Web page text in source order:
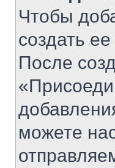
Чтобы
создать
После
можете